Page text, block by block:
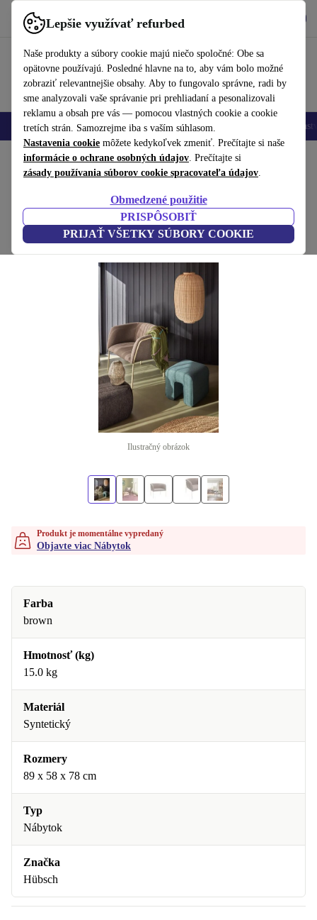
Lepšie využívať refurbed
Naše produkty a súbory cookie majú niečo spoločné: Obe sa
opätovne používajú. Posledné hlavne na to, aby vám bolo možné
zobraziť relevantnejšie obsahy. Aby to fungovalo správne, radi by
sme analyzovali vaše správanie pri prehliadaní a pesonalizovali
reklamu a obsah pre vás — pomocou vlastných cookie a cookie
tretích strán. Samozrejme iba s vaším súhlasom.
Nastavenia cookie môžete kedykoľvek zmeniť. Prečítajte si naše
informácie o ochrane osobných údajov. Prečítajte si
zásady používania súborov cookie spracovateľa údajov.
Obmedzené použitie
PRISPÔSOBIŤ
PRIJAŤ VŠETKY SÚBORY COOKIE
používať refurbed rýchlo a jednoducho
Mobilné telefóny Laptopy Tablety Inteligentné hodinky
Domov Produkty Domácnosť Nábytok
Eyrie lounge stolička hnedý
hnedá
(Zbieranie recenzií)
Ilustračný obrázok
Produkt je momentálne vypredaný
Objavte viac Nábytok
Farba
brown
Hmotnosť (kg)
15.0 kg
Materiál
Syntetický
Rozmery
89 x 58 x 78 cm
Typ
Nábytok
Značka
Hübsch